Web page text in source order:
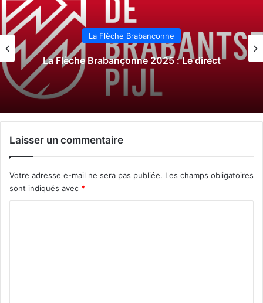
La Flèche Brabançonne
La Flèche Brabançonne 2025 : Le direct
Laisser un commentaire
Votre adresse e-mail ne sera pas publiée. Les champs obligatoires
sont indiqués avec *